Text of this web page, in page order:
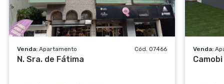
Venda: Apartamento Cód. 07466
N. Sra. de Fátima
Venda:
Camobi